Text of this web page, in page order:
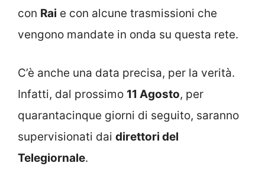
con Rai e con alcune trasmissioni che
vengono mandate in onda su questa rete.
C’è anche una data precisa, per la verità.
Infatti, dal prossimo 11 Agosto, per
quarantacinque giorni di seguito, saranno
supervisionati dai direttori del
Telegiornale.